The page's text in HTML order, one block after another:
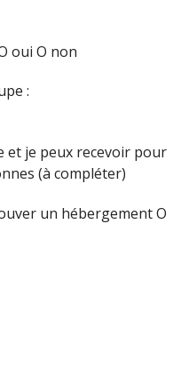
oui O non
:
et je peux recevoir pour
(à compléter)
un hébergement O